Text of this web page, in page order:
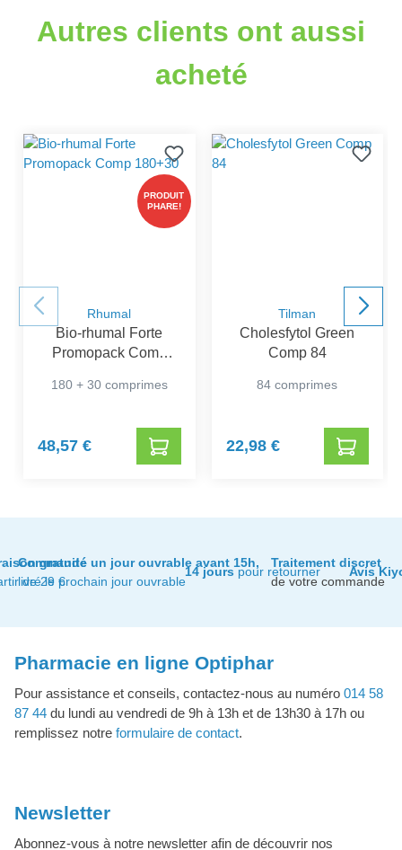
Autres clients ont aussi
acheté
PRODUIT
PHARE!
Rhumal
Bio-rhumal Forte
Promopack Comp
180 + 30 comprimes
48,57 €
Tilman
Cholesfytol Green
Comp 84
84 comprimes
22,98 €
gratuite
de 29 €
Commandé un jour ouvrable avant 15h,
livré le prochain jour ouvrable
14 jourspour retourner
Traitement discret
de votre commande
Avis
Pharmacie en ligne Optiphar
Pour assistance et conseils, contactez-nous au numéro 014 58
87 44 du lundi au vendredi de 9h à 13h et de 13h30 à 17h ou
remplissez notre formulaire de contact.
Newsletter
Abonnez-vous à notre newsletter afin de découvrir nos